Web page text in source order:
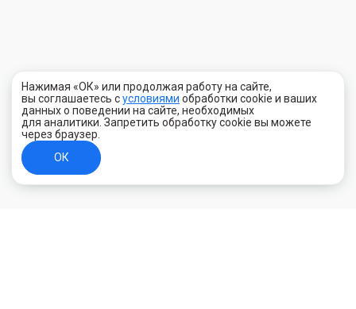
Нажимая «ОК» или продолжая работу на сайте,
вы соглашаетесь сусловиями обработки cookie и ваших
данных о поведении на сайте, необходимых
для аналитики. Запретить обработку cookie вы можете
через браузер.
ОК